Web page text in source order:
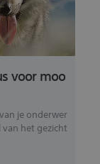
voor moo
je onderwer
het gezicht